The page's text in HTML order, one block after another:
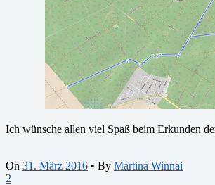
Ich wünsche allen viel Spaß beim Erkunden
On 31. März 2016 • By Martina Winnai
2